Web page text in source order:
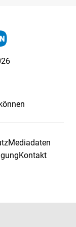
Mediadaten
Kontakt